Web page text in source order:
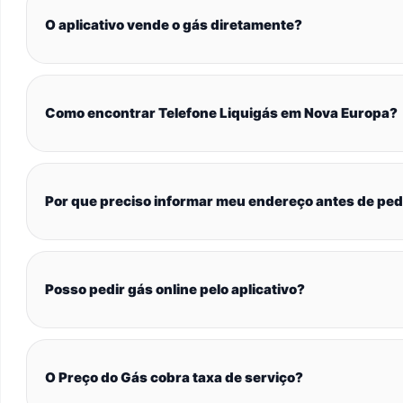
O aplicativo vende o gás diretamente?
Como encontrar Telefone Liquigás em Nova Europa?
Por que preciso informar meu endereço antes de
Posso pedir gás online pelo aplicativo?
O Preço do Gás cobra taxa de serviço?